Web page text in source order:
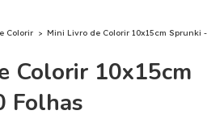
Colorir > Mini Livro de Colorir 10x15cm Sprunki -
Colorir 10x15cm
Folhas